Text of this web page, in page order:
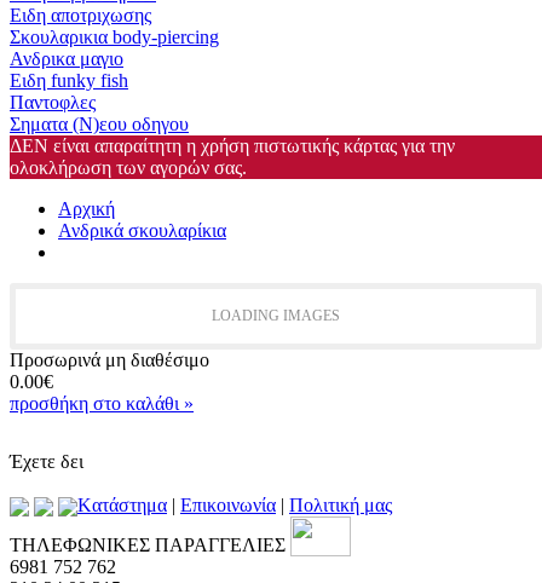
Ειδη αποτριχωσης
Σκουλαρικια body-piercing
Ανδρικα μαγιο
Ειδη funky fish
Παντοφλες
Σηματα (Ν)εου οδηγου
ΔΕΝ είναι απαραίτητη η χρήση πιστωτικής κάρτας για την
ολοκλήρωση των αγορών σας.
Αρχική
Ανδρικά σκουλαρίκια
LOADING IMAGES
Προσωρινά μη διαθέσιμο
0.00€
προσθήκη στο καλάθι »
Έχετε δει
Kατάστημα | Επικοινωνία | Πολιτική μας
ΤΗΛΕΦΩΝΙΚΕΣ ΠΑΡΑΓΓΕΛΙΕΣ
6981 752 762